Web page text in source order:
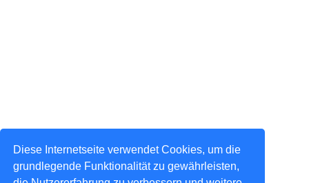
Diese Internetseite verwendet Cookies, um die
grundlegende Funktionalität zu gewährleisten,